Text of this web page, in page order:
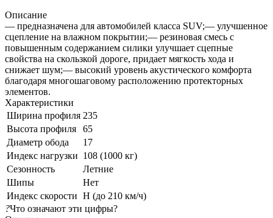
Описание
— предназначена для автомобилей класса SUV;— улучшенное
сцепление на влажном покрытии;— резиновая смесь с
повышенным содержанием силики улучшает сцепные
свойства на скользкой дороге, придает мягкость хода и
снижает шум;— высокий уровень акустического комфорта
благодаря многошаговому расположению протекторных
элементов.
Характеристики
Ширина профиля 235
Высота профиля
65
Диаметр обода
17
Индекс нагрузки 108 (1000 кг)
Сезонность
Летние
Шипы
Нет
Индекс скорости H (до 210 км/ч)
?Что означают эти цифры?